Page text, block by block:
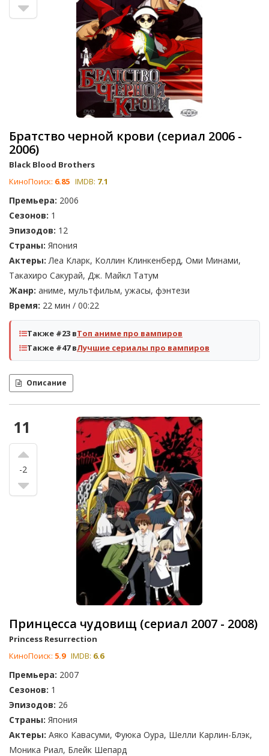
Братство черной крови (сериал 2006 -
2006)
Black Blood Brothers
КиноПоиск: 6.85 IMDB: 7.1
Премьера: 2006
Сезонов: 1
Эпизодов: 12
Страны: Япония
Актеры: Леа Кларк, Коллин Клинкенберд, Оми Минами,
Такахиро Сакурай, Дж. Майкл Татум
Жанр: аниме, мультфильм, ужасы, фэнтези
Время: 22 мин / 00:22
Также #23 вТоп аниме про вампиров
Также #47 вЛучшие сериалы про вампиров
Описание
11
-2
Принцесса чудовищ (сериал 2007 - 2008)
Princess Resurrection
КиноПоиск: 5.9 IMDB: 6.6
Премьера: 2007
Сезонов: 1
Эпизодов: 26
Страны: Япония
Актеры: Аяко Кавасуми, Фуюка Оура, Шелли Карлин-Блэк,
Моника Риал, Блейк Шепард